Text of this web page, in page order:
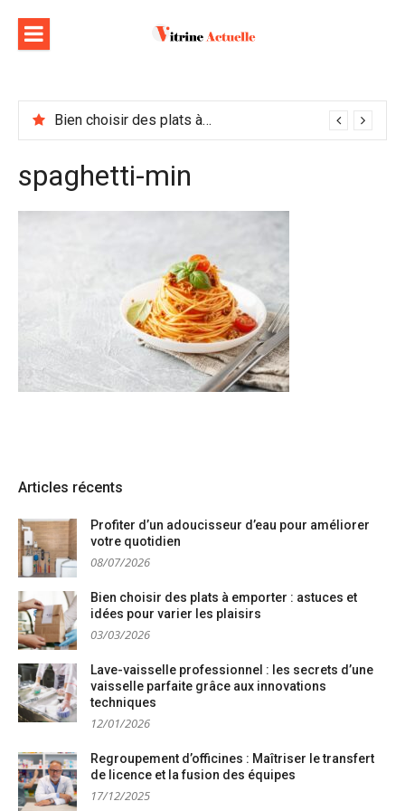
contenu
Bien choisir des plats à emporter : astuces et idées pour varier les plaisirs
spaghetti-min
Articles récents
Profiter d’un adoucisseur d’eau pour améliorer
votre quotidien
08/07/2026
Bien choisir des plats à emporter : astuces et
idées pour varier les plaisirs
03/03/2026
Lave-vaisselle professionnel : les secrets d’une
vaisselle parfaite grâce aux innovations
techniques
12/01/2026
Regroupement d’officines : Maîtriser le transfert
de licence et la fusion des équipes
17/12/2025